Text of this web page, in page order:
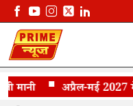
अप्रैल-मई 2027 में
डॉयल-112 की तत्परता से